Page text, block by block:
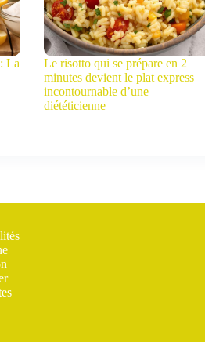
La
Le risotto qui se prépare en 2
minutes devient le plat express
incontournable d’une
diététicienne